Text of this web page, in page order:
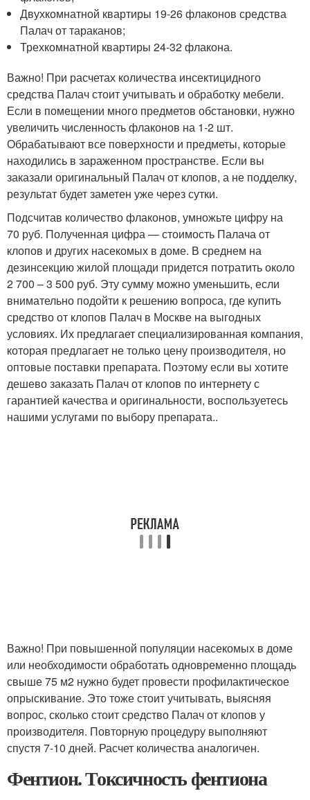
Двухкомнатной квартиры 19-26 флаконов средства
Палач от тараканов;
Трехкомнатной квартиры 24-32 флакона.
Важно! При расчетах количества инсектицидного
средства Палач стоит учитывать и обработку мебели.
Если в помещении много предметов обстановки, нужно
увеличить численность флаконов на 1-2 шт.
Обрабатывают все поверхности и предметы, которые
находились в зараженном пространстве. Если вы
заказали оригинальный Палач от клопов, а не подделку,
результат будет заметен уже через сутки.
Подсчитав количество флаконов, умножьте цифру на
70 руб. Полученная цифра — стоимость Палача от
клопов и других насекомых в доме. В среднем на
дезинсекцию жилой площади придется потратить около
2 700 – 3 500 руб. Эту сумму можно уменьшить, если
внимательно подойти к решению вопроса, где купить
средство от клопов Палач в Москве на выгодных
условиях. Их предлагает специализированная компания,
которая предлагает не только цену производителя, но
оптовые поставки препарата. Поэтому если вы хотите
дешево заказать Палач от клопов по интернету с
гарантией качества и оригинальности, воспользуетесь
нашими услугами по выбору препарата..
Важно! При повышенной популяции насекомых в доме
или необходимости обработать одновременно площадь
свыше 75 м2 нужно будет провести профилактическое
опрыскивание. Это тоже стоит учитывать, выясняя
вопрос, сколько стоит средство Палач от клопов у
производителя. Повторную процедуру выполняют
спустя 7-10 дней. Расчет количества аналогичен.
Фентион. Токсичность фентиона